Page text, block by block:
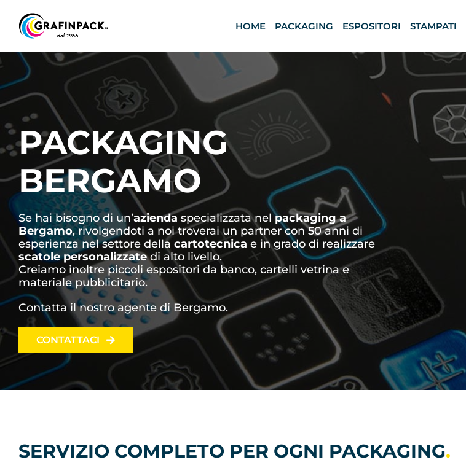
contenuto
HOME PACKAGING ESPOSITORI STAMPATI
PACKAGING
BERGAMO
Se hai bisogno di un’azienda specializzata nelpackaging a
Bergamo, rivolgendoti a noi troverai un partner con 50 anni di
esperienza nel settore della cartotecnica e in grado di realizzare
scatole personalizzatedi alto livello.
Creiamo inoltre piccoli espositori da banco, cartelli vetrina e
materiale pubblicitario.
Contatta il nostro agente di Bergamo.
CONTATTACI
SERVIZIO COMPLETO PER OGNI PACKAGING.